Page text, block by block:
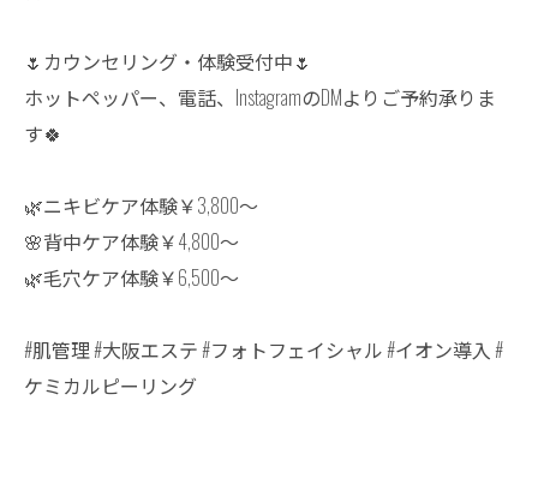
🌷カウンセリング・体験受付中🌷
ホットペッパー、電話、InstagramのDMよりご予約承りま
す🍀
🌿ニキビケア体験￥3,800〜
🌸背中ケア体験￥4,800〜
🌿毛穴ケア体験￥6,500〜
#肌管理 #大阪エステ #フォトフェイシャル #イオン導入 #
ケミカルピーリング